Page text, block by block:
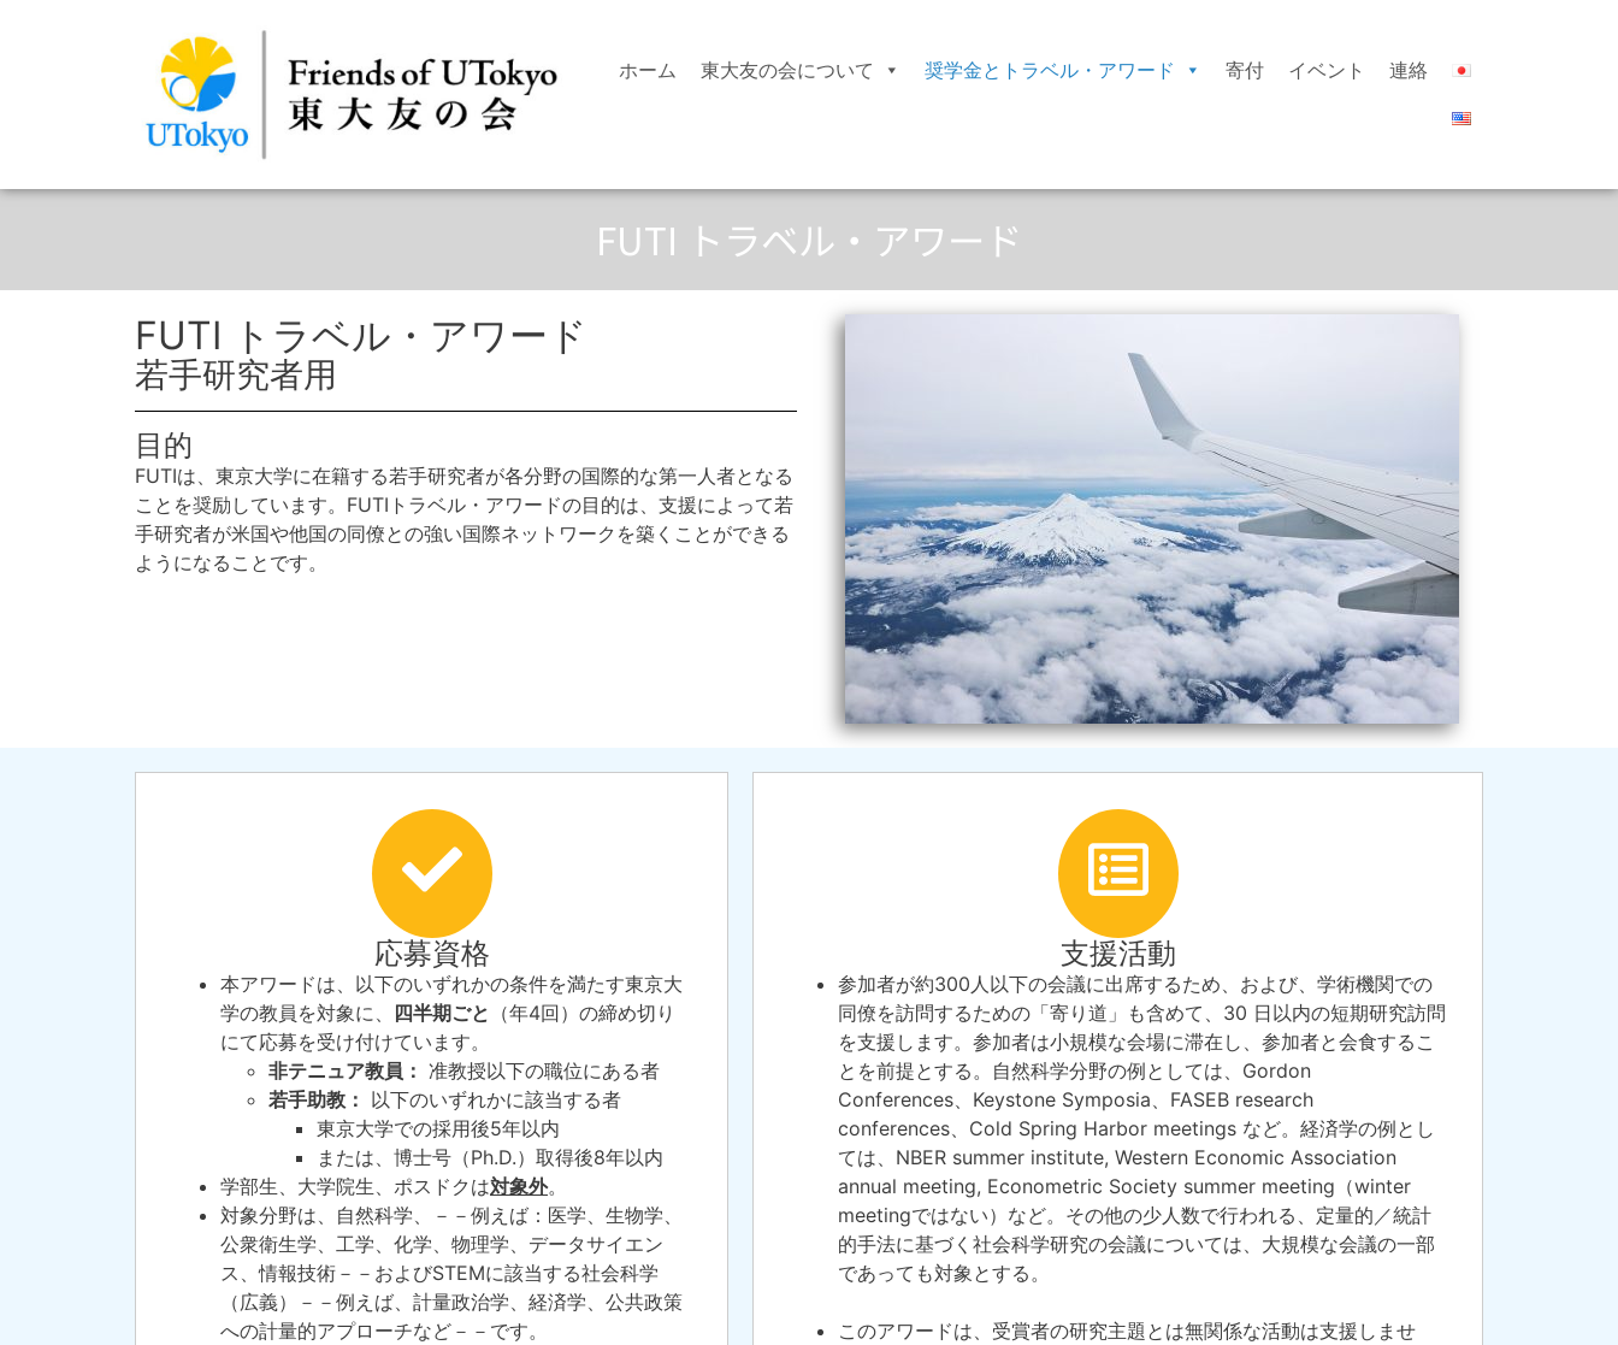
ホーム 東大友の会について 奨学金とトラベル・アワード 寄付 イベント 連絡
FUTI トラベル・アワード
FUTI トラベル・アワード
若手研究者用
目的
FUTIは、東京大学に在籍する若手研究者が各分野の国際的な第一人者となる
ことを奨励しています。FUTIトラベル・アワードの目的は、支援によって若
手研究者が米国や他国の同僚との強い国際ネットワークを築くことができる
ようになることです。
応募資格
本アワードは、以下のいずれかの条件を満たす東京大
学の教員を対象に、 四半期ごと （年4回）の締め切り
にて応募を受け付けています。
非テニュア教員： 准教授以下の職位にある者
若手助教： 以下のいずれかに該当する者
東京大学での採用後5年以内
または、博士号（Ph.D.）取得後8年以内
学部生、大学院生、ポスドクは対象外。
対象分野は、自然科学、－－例えば：医学、生物学、
公衆衛生学、工学、化学、物理学、データサイエン
ス、情報技術－－およびSTEMに該当する社会科学
（広義）－－例えば、計量政治学、経済学、公共政策
への計量的アプローチなど－－です。
支援活動
参加者が約300人以下の会議に出席するため、および、学術機関での
同僚を訪問するための「寄り道」も含めて、30 日以内の短期研究訪問
を支援します。 参加者は小規模な会場に滞在し、参加者と会食するこ
とを前提とする。自然科学分野の例としては、Gordon
Conferences
Keystone Symposia
FASEB research
conferences
Cold Spring Harbor meetings など。経済学の例とし
ては、NBER summer institute, Western Economic Association
annual meeting, Econometric Society summer meeting（winter
meetingではない）など。その他の少人数で行われる、定量的／統計
的手法に基づく社会科学研究の会議については、大規模な会議の一部
であっても対象とする。
このアワードは、受賞者の研究主題とは無関係な活動は支援しませ